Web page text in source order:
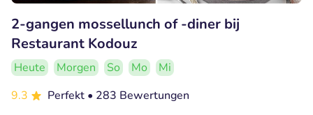
2-gangen mossellunch of -diner bij
Restaurant Kodouz
Heute Morgen So Mo
Mi
9.3
Perfekt • 283 Bewertungen